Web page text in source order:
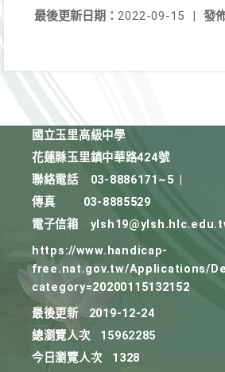
發
最後更新日期： 2022-09-15
|
國立玉里高級中學
花蓮縣玉里鎮中華路424號
聯絡電話
03-8886171~5
傳真
03-8885529
電子信箱
https://www.handicap-
free.nat.gov.tw/Applications/
category=20200115132152
最後更新
2019-12-24
總瀏覽人次
15962285
今日瀏覽人次
1328